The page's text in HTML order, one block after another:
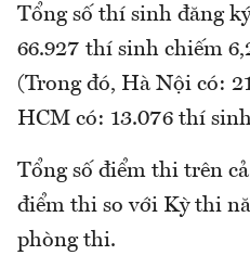
Tổng số thí sinh đăng
66.927 thí sinh chiếm
(Trong đó, Hà Nội có:
HCM có: 13.076 thí
Tổng số điểm thi trên
điểm thi so với Kỳ thi
phòng thi.